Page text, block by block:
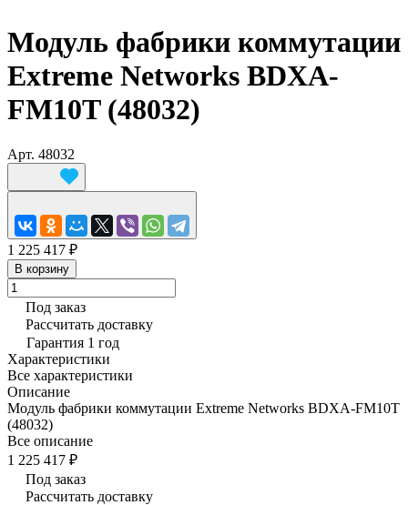
Модуль фабрики коммутации
Extreme Networks BDXA-
FM10T (48032)
Арт. 48032
1 225 417 ₽
В корзину
Под заказ
Рассчитать доставку
Гарантия 1 год
Характеристики
Все характеристики
Описание
Модуль фабрики коммутации Extreme Networks BDXA-FM10T
(48032)
Все описание
1 225 417 ₽
Под заказ
Рассчитать доставку